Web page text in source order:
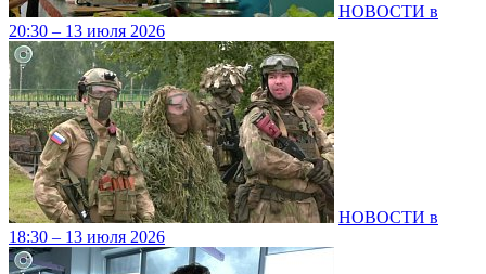
НОВОСТИ в
20:30 – 13 июля 2026
НОВОСТИ в
18:30 – 13 июля 2026